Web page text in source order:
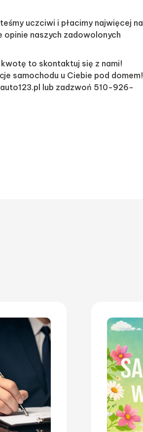
uczciwi i płacimy najwięcej na
naszych zadowolonych
to skontaktuj się z nami!
samochodu u Ciebie pod domem!
lub zadzwoń 510-926-